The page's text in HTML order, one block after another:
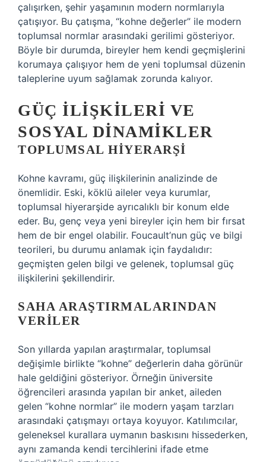
çalışırken, şehir yaşamının modern normlarıyla
çatışıyor. Bu çatışma, “kohne değerler” ile modern
toplumsal normlar arasındaki gerilimi gösteriyor.
Böyle bir durumda, bireyler hem kendi geçmişlerini
korumaya çalışıyor hem de yeni toplumsal düzenin
taleplerine uyum sağlamak zorunda kalıyor.
GÜÇ İLIŞKILERI VE
SOSYAL DINAMIKLER
TOPLUMSAL HIYERARŞI
Kohne kavramı, güç ilişkilerinin analizinde de
önemlidir. Eski, köklü aileler veya kurumlar,
toplumsal hiyerarşide ayrıcalıklı bir konum elde
eder. Bu, genç veya yeni bireyler için hem bir fırsat
hem de bir engel olabilir. Foucault’nun güç ve bilgi
teorileri, bu durumu anlamak için faydalıdır:
geçmişten gelen bilgi ve gelenek, toplumsal güç
ilişkilerini şekillendirir.
SAHA ARAŞTIRMALARINDAN
VERILER
Son yıllarda yapılan araştırmalar, toplumsal
değişimle birlikte “kohne” değerlerin daha görünür
hale geldiğini gösteriyor. Örneğin üniversite
öğrencileri arasında yapılan bir anket, aileden
gelen “kohne normlar” ile modern yaşam tarzları
arasındaki çatışmayı ortaya koyuyor. Katılımcılar,
geleneksel kurallara uymanın baskısını hissederken,
aynı zamanda kendi tercihlerini ifade etme